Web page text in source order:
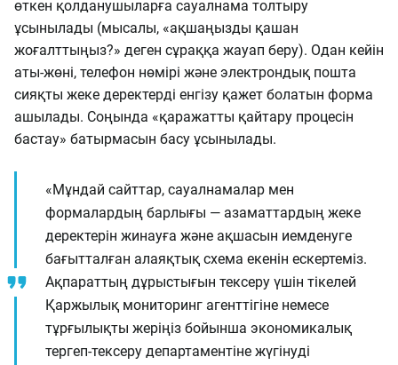
өткен қолданушыларға сауалнама толтыру
ұсынылады (мысалы, «ақшаңызды қашан
жоғалттыңыз?» деген сұраққа жауап беру). Одан кейін
аты-жөні, телефон нөмірі және электрондық пошта
сияқты жеке деректерді енгізу қажет болатын форма
ашылады. Соңында «қаражатты қайтару процесін
бастау» батырмасын басу ұсынылады.
«Мұндай сайттар, сауалнамалар мен
формалардың барлығы — азаматтардың жеке
деректерін жинауға және ақшасын иемденуге
бағытталған алаяқтық схема екенін ескертеміз.
Ақпараттың дұрыстығын тексеру үшін тікелей
Қаржылық мониторинг агенттігіне немесе
тұрғылықты жеріңіз бойынша экономикалық
тергеп-тексеру департаментіне жүгінуді